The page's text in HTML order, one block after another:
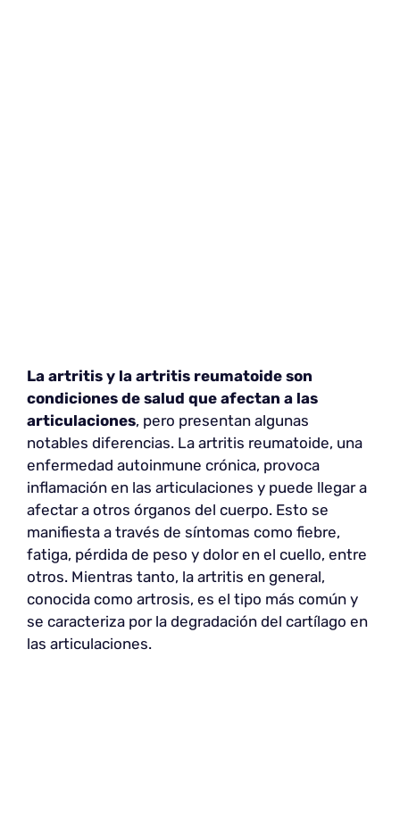
La artritis y la artritis reumatoide son
condiciones de salud que afectan a las
articulaciones, pero presentan algunas
notables diferencias. La artritis reumatoide, una
enfermedad autoinmune crónica, provoca
inflamación en las articulaciones y puede llegar a
afectar a otros órganos del cuerpo. Esto se
manifiesta a través de síntomas como fiebre,
fatiga, pérdida de peso y dolor en el cuello, entre
otros. Mientras tanto, la artritis en general,
conocida como artrosis, es el tipo más común y
se caracteriza por la degradación del cartílago en
las articulaciones.